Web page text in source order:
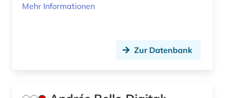
französisch (87)
französische revolution (1)
französischer bibliothekenverbund (1)
französisches sprachgebiet (1)
Mehr Informationen
Zur Datenbank